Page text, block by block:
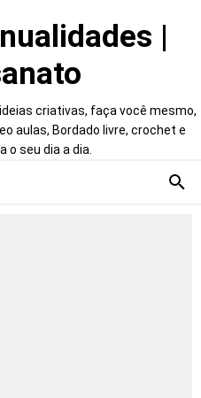
|
criativas, faça você mesmo,
aulas, Bordado livre, crochet e
o seu dia a dia.